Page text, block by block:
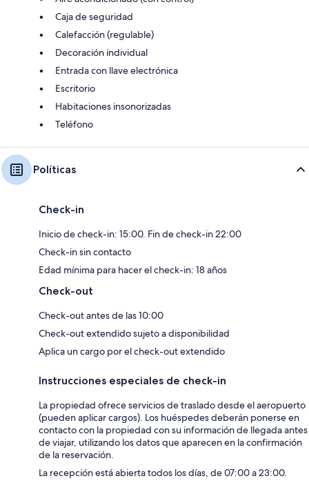
Caja de seguridad
Calefacción (regulable)
Decoración individual
Entrada con llave electrónica
Escritorio
Habitaciones insonorizadas
Teléfono
Políticas
Check-in
Inicio de check-in: 15:00. Fin de check-in 22:00
Check-in sin contacto
Edad mínima para hacer el check-in: 18 años
Check-out
Check-out antes de las 10:00
Check-out extendido sujeto a disponibilidad
Aplica un cargo por el check-out extendido
Instrucciones especiales de check-in
La propiedad ofrece servicios de traslado desde el aeropuerto
(pueden aplicar cargos). Los huéspedes deberán ponerse en
contacto con la propiedad con su información de llegada antes
de viajar, utilizando los datos que aparecen en la confirmación
de la reservación.
La recepción está abierta todos los días, de 07:00 a 23:00.